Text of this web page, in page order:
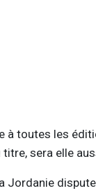
à toutes les
titre, sera elle
Jordanie